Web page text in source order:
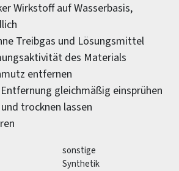
Wirkstoff auf Wasserbasis,
Treibgas und Lösungsmittel
des Materials
entfernen
gleichmäßig einsprühen
trocknen lassen
sonstige
Synthetik